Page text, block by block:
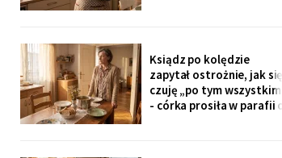
wizycie żartuje przy
wszystkich: „u mamy
bank, a my się męczymy z
kredytem". Puszkę
Ksiądz po kolędzie
zapytał ostrożnie, jak się
czuję „po tym wszystkim"
- córka prosiła w parafii o